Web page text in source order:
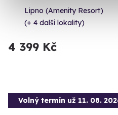
Lipno (Amenity Resort)
(+ 4 další lokality)
4 399 Kč
Volný termín už 11. 08.